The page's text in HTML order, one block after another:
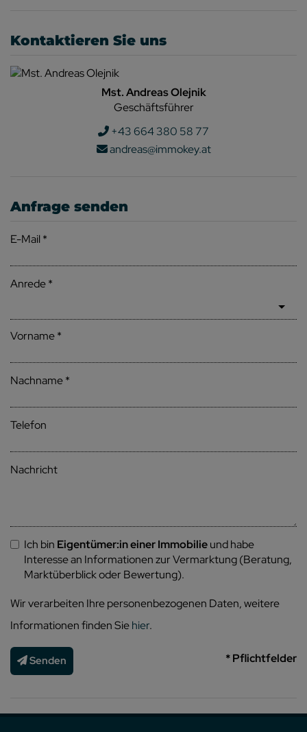
Kontaktieren Sie uns
Mst. Andreas Olejnik
Geschäftsführer
+43 664 380 58 77
andreas@immokey.at
Anfrage senden
E-Mail
Anrede
Vorname
Nachname
Telefon
Nachricht
Ich bin Eigentümer:in einer Immobilieund habe
Interesse an Informationen zur Vermarktung (Beratung,
Marktüberblick oder Bewertung).
Wir verarbeiten Ihre personenbezogenen Daten, weitere
Informationen finden Siehier.
Senden * Pflichtfelder